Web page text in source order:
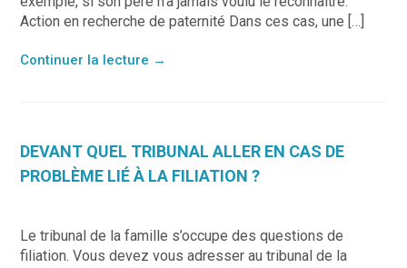
Action en recherche de paternité Dans ces cas, une […]
Continuer la lecture →
DEVANT QUEL TRIBUNAL ALLER EN CAS DE
PROBLÈME LIÉ À LA FILIATION ?
Le tribunal de la famille s’occupe des questions de
filiation. Vous devez vous adresser au tribunal de la